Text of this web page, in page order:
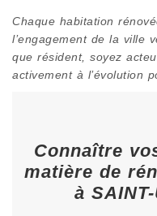
Chaque habitation
l’engagement de la ville
que résident, soyez
activement à l’évolution
Connaître
matière de
à